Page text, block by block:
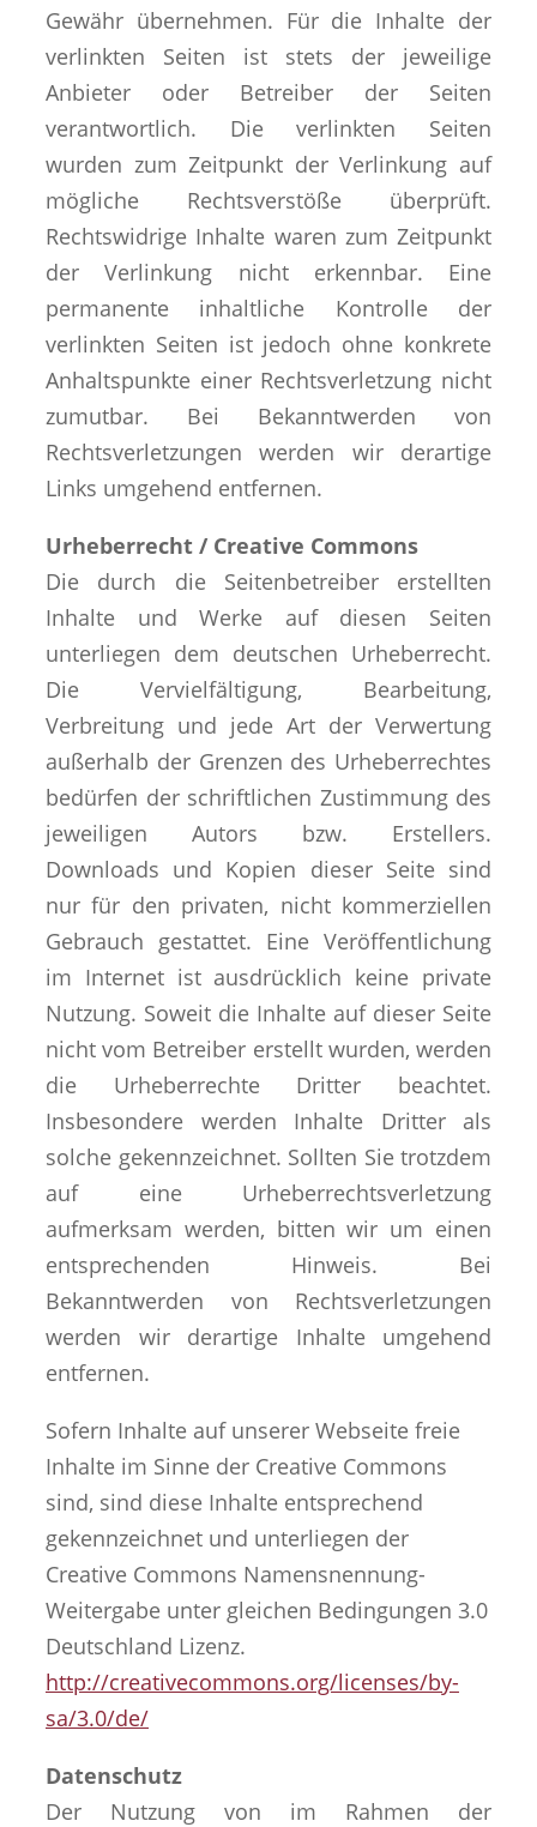
Gewähr übernehmen. Für die Inhalte der
verlinkten Seiten ist stets der jeweilige
Anbieter oder Betreiber der Seiten
verantwortlich. Die verlinkten Seiten
wurden zum Zeitpunkt der Verlinkung auf
mögliche Rechtsverstöße überprüft.
Rechtswidrige Inhalte waren zum Zeitpunkt
der Verlinkung nicht erkennbar. Eine
permanente inhaltliche Kontrolle der
verlinkten Seiten ist jedoch ohne konkrete
Anhaltspunkte einer Rechtsverletzung nicht
zumutbar. Bei Bekanntwerden von
Rechtsverletzungen werden wir derartige
Links umgehend entfernen.
Urheberrecht / Creative Commons
Die durch die Seitenbetreiber erstellten
Inhalte und Werke auf diesen Seiten
unterliegen dem deutschen Urheberrecht.
Die Vervielfältigung, Bearbeitung,
Verbreitung und jede Art der Verwertung
außerhalb der Grenzen des Urheberrechtes
bedürfen der schriftlichen Zustimmung des
jeweiligen Autors bzw. Erstellers.
Downloads und Kopien dieser Seite sind
nur für den privaten, nicht kommerziellen
Gebrauch gestattet. Eine Veröffentlichung
im Internet ist ausdrücklich keine private
Nutzung. Soweit die Inhalte auf dieser Seite
nicht vom Betreiber erstellt wurden, werden
die Urheberrechte Dritter beachtet.
Insbesondere werden Inhalte Dritter als
solche gekennzeichnet. Sollten Sie trotzdem
auf eine Urheberrechtsverletzung
aufmerksam werden, bitten wir um einen
entsprechenden Hinweis. Bei
Bekanntwerden von Rechtsverletzungen
werden wir derartige Inhalte umgehend
entfernen.
Sofern Inhalte auf unserer Webseite freie
Inhalte im Sinne der Creative Commons
sind, sind diese Inhalte entsprechend
gekennzeichnet und unterliegen der
Creative Commons Namensnennung-
Weitergabe unter gleichen Bedingungen 3.0
Deutschland Lizenz.
http://creativecommons.org/licenses/by-
sa/3.0/de/
Datenschutz
Der Nutzung von im Rahmen der